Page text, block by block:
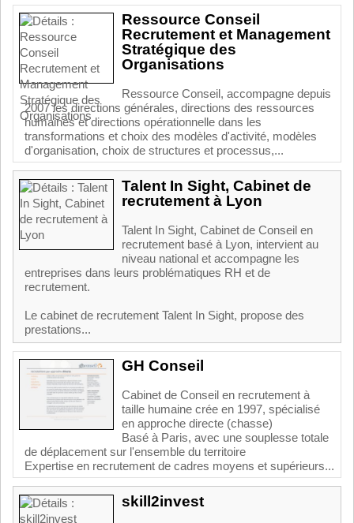
Ressource Conseil
Recrutement et Management
Stratégique des
Organisations
Ressource Conseil, accompagne depuis
2007 les directions générales, directions des ressources
humaines et directions opérationnelle dans les
transformations et choix des modèles d'activité, modèles
d'organisation, choix de structures et processus,...
Talent In Sight, Cabinet de
recrutement à Lyon
Talent In Sight, Cabinet de Conseil en
recrutement basé à Lyon, intervient au
niveau national et accompagne les
entreprises dans leurs problématiques RH et de
recrutement.
Le cabinet de recrutement Talent In Sight, propose des
prestations...
GH Conseil
Cabinet de Conseil en recrutement à
taille humaine crée en 1997, spécialisé
en approche directe (chasse)
Basé à Paris, avec une souplesse totale
de déplacement sur l'ensemble du territoire
Expertise en recrutement de cadres moyens et supérieurs...
skill2invest